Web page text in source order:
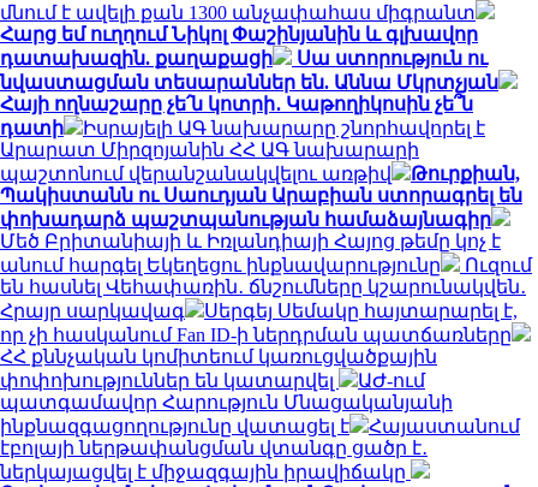
մնում է ավելի քան 1300 անչափահաս միգրանտ
Հարց եմ ուղղում Նիկոլ Փաշինյանին և գլխավոր
դատախազին. քաղաքացի
Սա ստորություն ու
նվաստացման տեսարաններ են. Աննա Մկրտչյան
Հայի ողնաշարը չե՛ն կոտրի․ Կաթողիկոսին չե՞ն
դատի
Իսրայելի ԱԳ նախարարը շնորհավորել է
Արարատ Միրզոյանին ՀՀ ԱԳ նախարարի
պաշտոնում վերանշանակվելու առթիվ
Թուրքիան,
Պակիստանն ու Սաուդյան Արաբիան ստորագրել են
փոխադարձ պաշտպանության համաձայնագիր
Մեծ Բրիտանիայի և Իռլանդիայի Հայոց թեմը կոչ է
անում հարգել Եկեղեցու ինքնավարությունը
Ուզում
են հասնել Վեհափառին․ ճնշումները կշարունակվեն․
Հրայր սարկավագ
Սերգեյ Սեմակը հայտարարել է,
որ չի հասկանում Fan ID-ի ներդրման պատճառները
ՀՀ քննչական կոմիտեում կառուցվածքային
փոփոխություններ են կատարվել
ԱԺ-ում
պատգամավոր Հարություն Մնացականյանի
ինքնազգացողությունը վատացել է
Հայաստանում
էբոլայի ներթափանցման վտանգը ցածր է․
ներկայացվել է միջազգային իրավիճակը